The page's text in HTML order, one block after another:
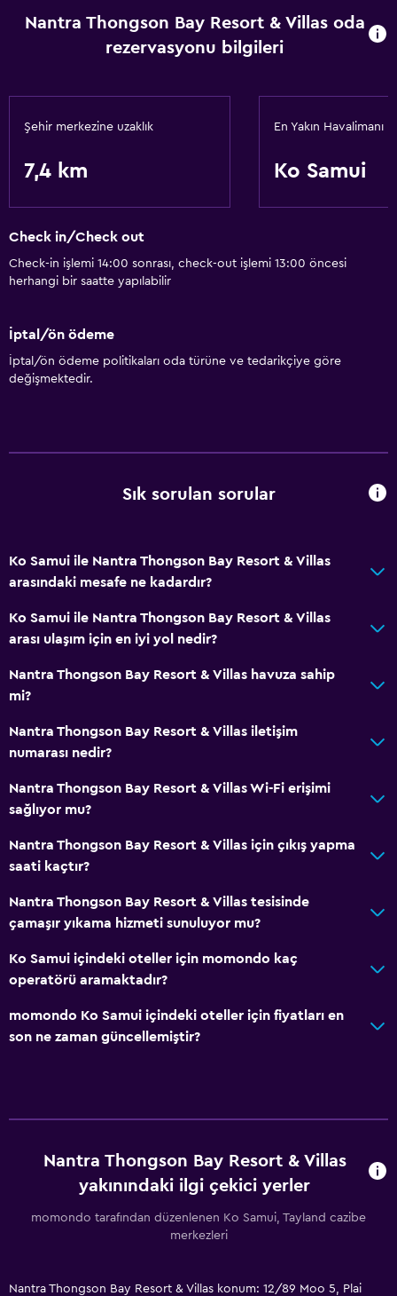
Nantra Thongson Bay Resort & Villas oda
rezervasyonu bilgileri
Şehir merkezine uzaklık
7,4 km
En Yakın Havalimanı
Ko Samui
Check in/Check out
Check-in işlemi 14:00 sonrası, check-out işlemi 13:00 öncesi
herhangi bir saatte yapılabilir
İptal/ön ödeme
İptal/ön ödeme politikaları oda türüne ve tedarikçiye göre
değişmektedir.
Sık sorulan sorular
Ko Samui ile Nantra Thongson Bay Resort & Villas
arasındaki mesafe ne kadardır?
Ko Samui ile Nantra Thongson Bay Resort & Villas
arası ulaşım için en iyi yol nedir?
Nantra Thongson Bay Resort & Villas havuza sahip
mi?
Nantra Thongson Bay Resort & Villas iletişim
numarası nedir?
Nantra Thongson Bay Resort & Villas Wi-Fi erişimi
sağlıyor mu?
Nantra Thongson Bay Resort & Villas için çıkış yapma
saati kaçtır?
Nantra Thongson Bay Resort & Villas tesisinde
çamaşır yıkama hizmeti sunuluyor mu?
Ko Samui içindeki oteller için momondo kaç
operatörü aramaktadır?
momondo Ko Samui içindeki oteller için fiyatları en
son ne zaman güncellemiştir?
Nantra Thongson Bay Resort & Villas
yakınındaki ilgi çekici yerler
momondo tarafından düzenlenen Ko Samui, Tayland cazibe
merkezleri
Nantra Thongson Bay Resort & Villas konum: 12/89 Moo 5, Plai